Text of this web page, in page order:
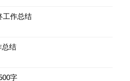
工作总结
总结
字